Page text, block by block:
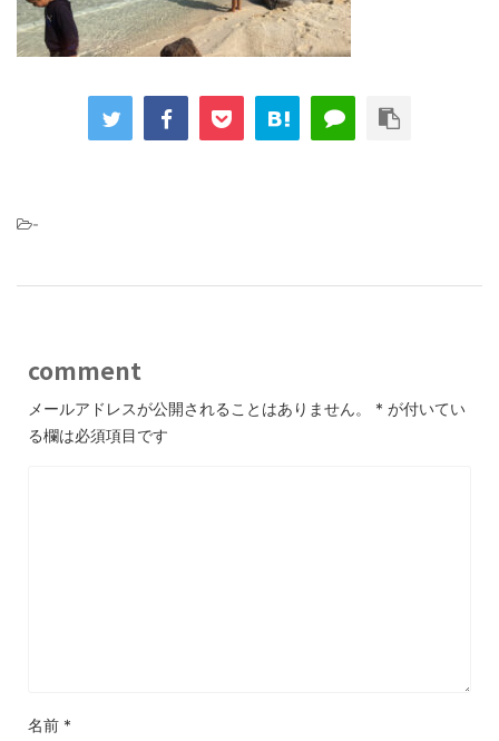
-
comment
メールアドレスが公開されることはありません。 * が付いてい
る欄は必須項目です
名前 *